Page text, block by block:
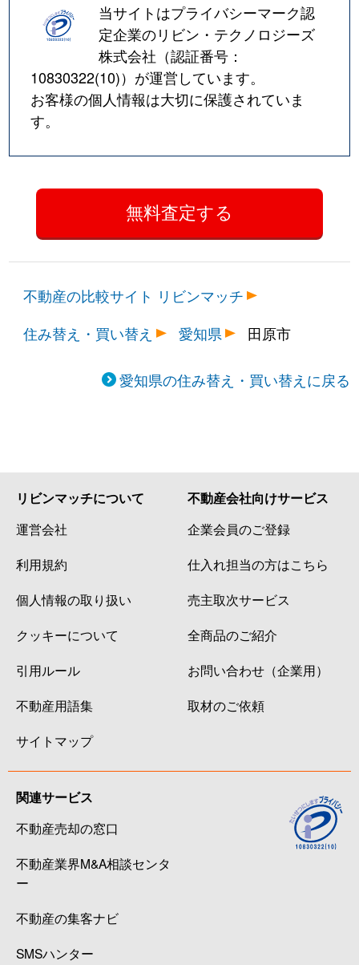
当サイトはプライバシーマーク認
定企業のリビン・テクノロジーズ
株式会社（認証番号：
10830322(10)）が運営しています。
お客様の個人情報は大切に保護されていま
す。
不動産の比較サイト リビンマッチ
住み替え・買い替え
愛知県 田原市
愛知県の住み替え・買い替えに戻る
リビンマッチについて
運営会社
利用規約
個人情報の取り扱い
クッキーについて
引用ルール
不動産用語集
サイトマップ
不動産会社向けサービス
企業会員のご登録
仕入れ担当の方はこちら
売主取次サービス
全商品のご紹介
お問い合わせ（企業用）
取材のご依頼
関連サービス
不動産売却の窓口
不動産業界M&A相談センタ
ー
不動産の集客ナビ
SMSハンター